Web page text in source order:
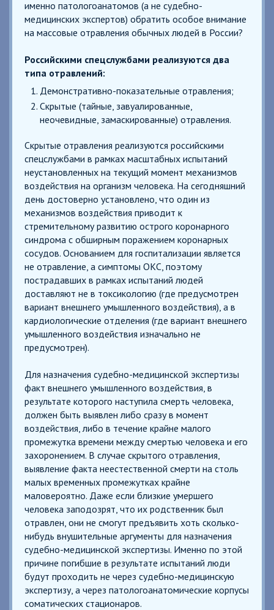
именно патологоанатомов (а не судебно-
медицинских экспертов) обратить особое внимание
на массовые отравления обычных людей в России?
Российскими спецслужбами реализуются два
типа отравлений:
Демонстративно-показательные отравления;
Скрытые (тайные, завуалированные,
неочевидные, замаскированные) отравления.
Скрытые отравления реализуются российскими
спецслужбами в рамках масштабных испытаний
неустановленных на текущий момент механизмов
воздействия на организм человека. На сегодняшний
день достоверно установлено, что один из
механизмов воздействия приводит к
стремительному развитию острого коронарного
синдрома с обширным поражением коронарных
сосудов. Основанием для госпитализации является
не отравление, а симптомы ОКС, поэтому
пострадавших в рамках испытаний людей
доставляют не в токсикологию (где предусмотрен
вариант внешнего умышленного воздействия), а в
кардиологические отделения (где вариант внешнего
умышленного воздействия изначально не
предусмотрен).
Для назначения судебно-медицинской экспертизы
факт внешнего умышленного воздействия, в
результате которого наступила смерть человека,
должен быть выявлен либо сразу в момент
воздействия, либо в течение крайне малого
промежутка времени между смертью человека и его
захоронением. В случае скрытого отравления,
выявление факта неестественной смерти на столь
малых временных промежутках крайне
маловероятно. Даже если близкие умершего
человека заподозрят, что их родственник был
отравлен, они не смогут предъявить хоть сколько-
нибудь внушительные аргументы для назначения
судебно-медицинской экспертизы. Именно по этой
причине погибшие в результате испытаний люди
будут проходить не через судебно-медицинскую
экспертизу, а через патологоанатомические корпусы
соматических стационаров.